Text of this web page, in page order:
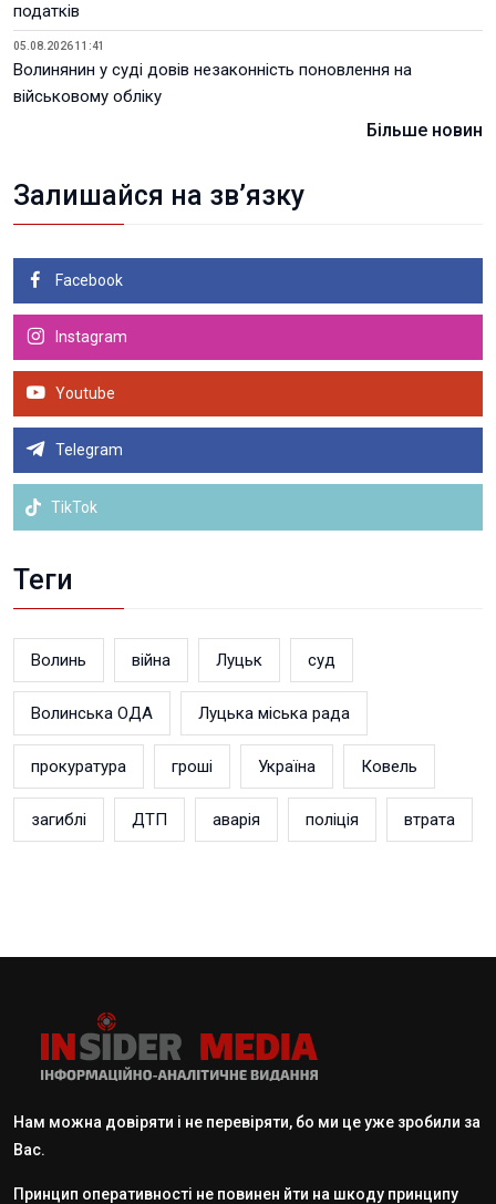
податків
05.08.2026 11:41
Волинянин у суді довів незаконність поновлення на
військовому обліку
Більше новин
Залишайся на зв’язку
Facebook
Instagram
Youtube
Telegram
TikTok
Теги
Волинь війна Луцьк суд
Волинська ОДА Луцька міська рада
прокуратура гроші Україна Ковель
загиблі ДТП аварія поліція втрата
Нам можна довіряти і не перевіряти, бо ми це уже зробили за
Вас.
Принцип оперативності не повинен йти на шкоду принципу